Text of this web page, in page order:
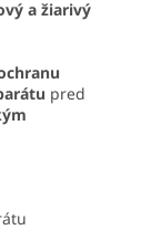
a žiarivý
pred